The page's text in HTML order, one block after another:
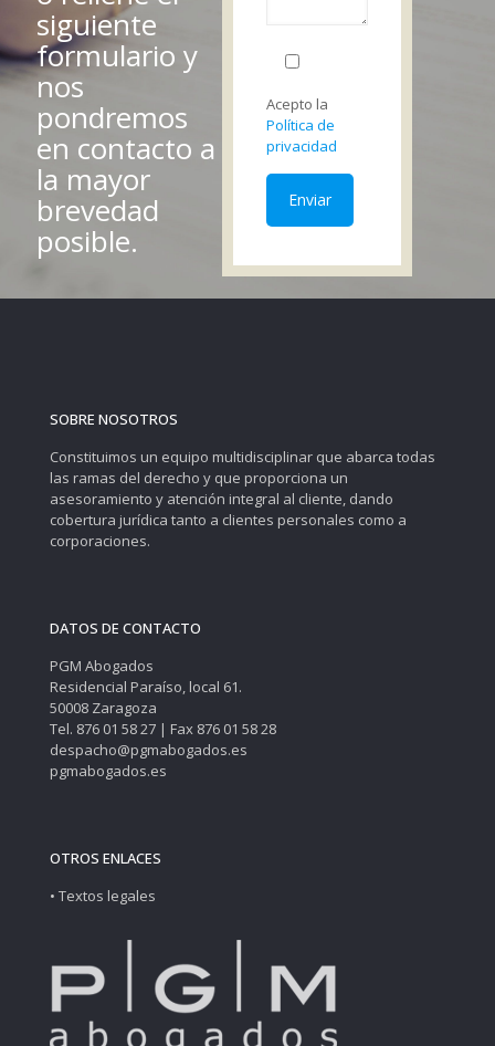
siguiente
formulario y
nos
pondremos
en contacto a
la mayor
brevedad
posible.
Acepto la
Política de
privacidad
SOBRE NOSOTROS
Constituimos un equipo multidisciplinar que abarca todas
las ramas del derecho y que proporciona un
asesoramiento y atención integral al cliente, dando
cobertura jurídica tanto a clientes personales como a
corporaciones.
DATOS DE CONTACTO
PGM Abogados
Residencial Paraíso, local 61.
50008 Zaragoza
Tel. 876 01 58 27 | Fax 876 01 58 28
despacho@pgmabogados.es
pgmabogados.es
OTROS ENLACES
• Textos legales